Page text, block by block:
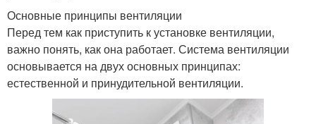
Основные принципы вентиляции
Перед тем как приступить к установке вентиляции,
важно понять, как она работает. Система вентиляции
основывается на двух основных принципах:
естественной и принудительной вентиляции.